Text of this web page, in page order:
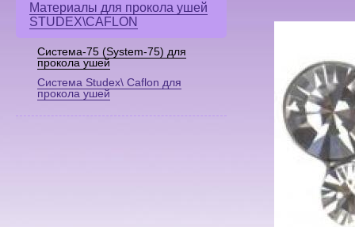
Материалы для прокола ушей
STUDEX\CAFLON
Система-75 (System-75) для
прокола ушей
Система Studex\ Caflon для
прокола ушей